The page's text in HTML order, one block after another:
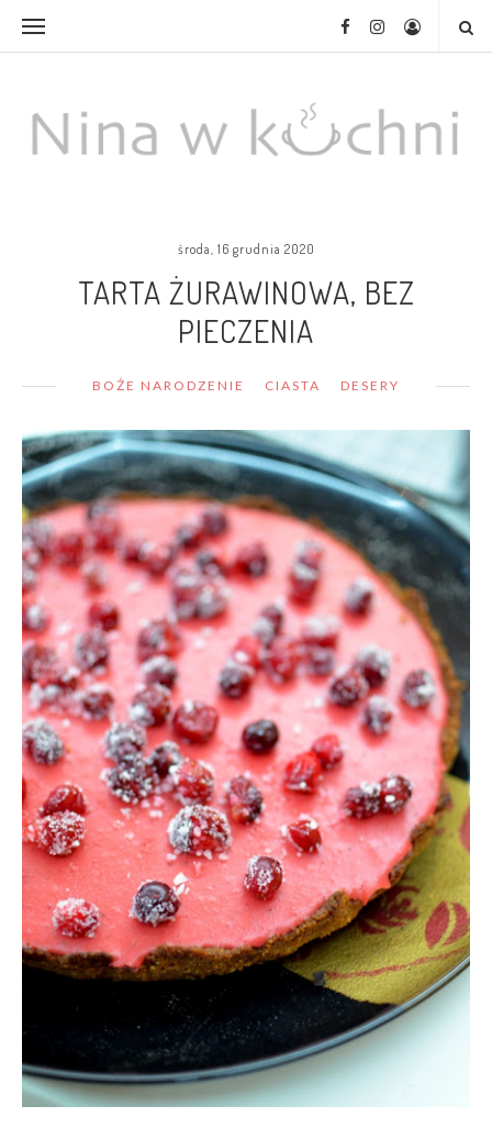
środa, 16 grudnia 2020
TARTA ŻURAWINOWA, BEZ
PIECZENIA
BOŻE NARODZENIE CIASTA DESERY